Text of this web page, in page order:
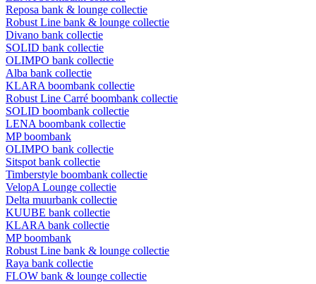
Reposa bank & lounge collectie
Robust Line bank & lounge collectie
Divano bank collectie
SOLID bank collectie
OLIMPO bank collectie
Alba bank collectie
KLARA boombank collectie
Robust Line Carré boombank collectie
SOLID boombank collectie
LENA boombank collectie
MP boombank
OLIMPO bank collectie
Sitspot bank collectie
Timberstyle boombank collectie
VelopA Lounge collectie
Delta muurbank collectie
KUUBE bank collectie
KLARA bank collectie
MP boombank
Robust Line bank & lounge collectie
Raya bank collectie
FLOW bank & lounge collectie